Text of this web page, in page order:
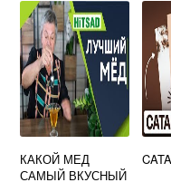
КАКОЙ МЕД
САМЫЙ ВКУСНЫЙ